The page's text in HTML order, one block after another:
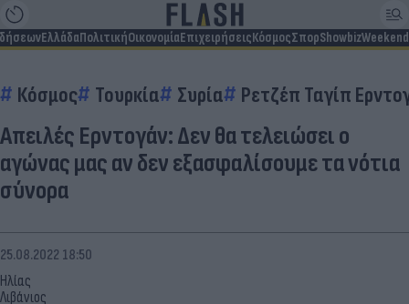
ΕλλάδαΠολιτικήΟικονομίαΕπιχειρήσειςΚόσμοςΣπορShowbizWeekend
Κόσμος Τουρκία Συρία Ρετζέπ Ταγίπ
Απειλές Ερντογάν: Δεν θα τελειώσει ο
αγώνας μας αν δεν εξασφαλίσουμε τα νότια
σύνορα
Ηλίας
Λιβάνιος
25.08.2022 18:50